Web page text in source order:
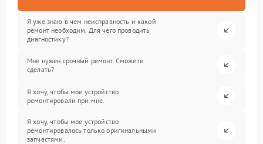
Я уже знаю в чем неисправность и какой
ремонт необходим. Для чего проводить
диагностику?
Мне нужен срочный ремонт. Сможете
сделать?
Я хочу, чтобы мое устройство
ремонтировали при мне.
Я хочу, чтобы мое устройство
ремонтировалось только оригинальными
запчастями.